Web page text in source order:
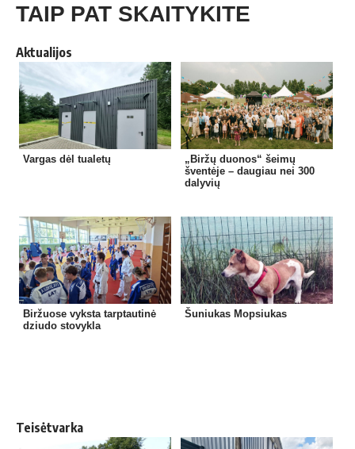
TAIP PAT SKAITYKITE
Aktualijos
Vargas dėl tualetų
„Biržų duonos“ šeimų
šventėje – daugiau nei 300
dalyvių
Biržuose vyksta tarptautinė
dziudo stovykla
Šuniukas Mopsiukas
Teisėtvarka